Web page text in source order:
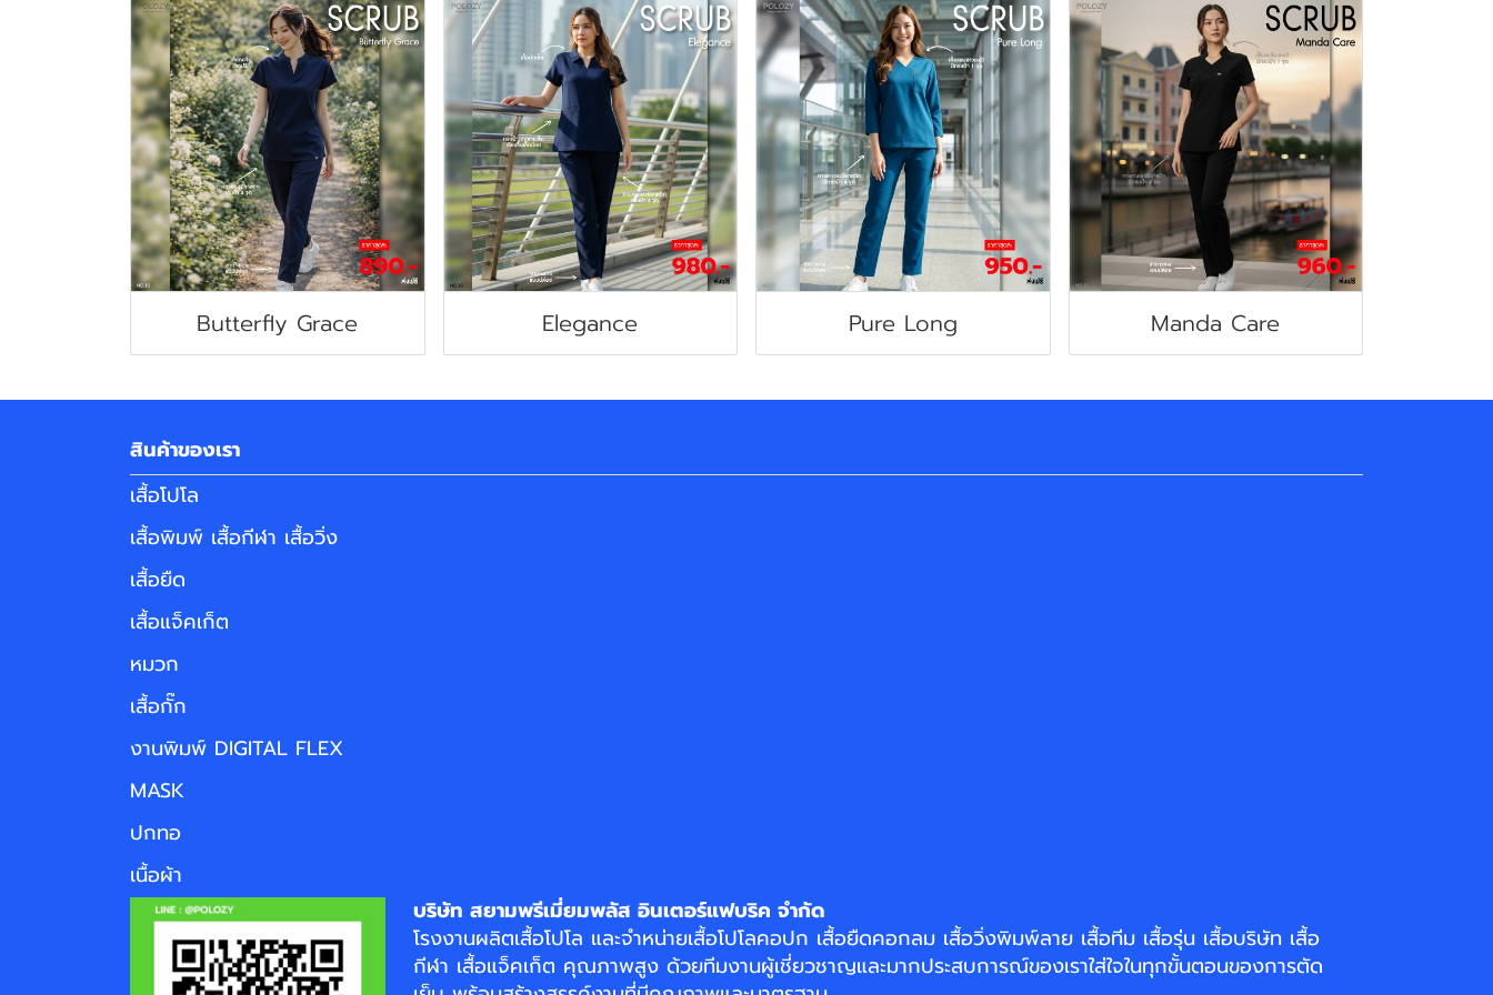
Butterfly Grace Elegance Pure Long Manda Care
สินค้าของเรา
เสื้อโปโล
เสื้อพิมพ์ เสื้อกีฬา เสื้อวิ่ง
เสื้อยืด
เสื้อแจ็คเก็ต
หมวก
เสื้อกั๊ก
งานพิมพ์ DIGITAL FLEX
MASK
ปกทอ
เนื้อผ้า
บริษัท สยามพรีเมี่ยมพลัส อินเตอร์แฟบริค จำกัด
โรงงานผลิตเสื้อโปโล และจำหน่ายเสื้อโปโลคอปก เสื้อยืดคอกลม เสื้อวิ่งพิมพ์ลาย เสื้อทีม เสื้อรุ่น เสื้อบริษัท เสื้อ
กีฬา เสื้อแจ็คเก็ต คุณภาพสูง ด้วยทีมงานผู้เชี่ยวชาญและมากประสบการณ์ของเราใส่ใจในทุกขั้นตอนของการตัด